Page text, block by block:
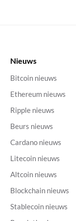
Nieuws
Bitcoin nieuws
Ethereum nieuws
Ripple nieuws
Beurs nieuws
Cardano nieuws
Litecoin nieuws
Altcoin nieuws
Blockchain nieuws
Stablecoin nieuws